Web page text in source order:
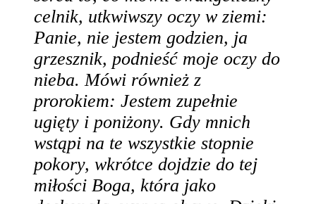
celnik, utkwiwszy oczy w ziemi:
Panie, nie jestem godzien, ja
grzesznik, podnieść moje oczy do
nieba. Mówi również z
prorokiem: Jestem zupełnie
ugięty i poniżony. Gdy mnich
wstąpi na te wszystkie stopnie
pokory, wkrótce dojdzie do tej
miłości Boga, która jako